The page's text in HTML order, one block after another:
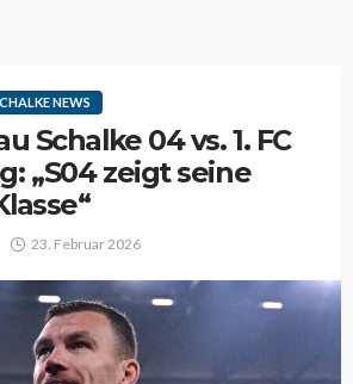
NEWS
Schalke 04 vs. 1. FC
„S04 zeigt seine
23. Februar 2026